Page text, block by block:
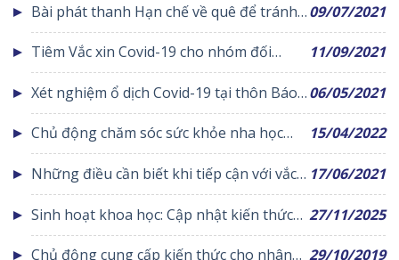
Bài phát thanh Hạn chế về quê để tránh
bùng phát dịch Covid-19
09/07/2021
Tiêm Vắc xin Covid-19 cho nhóm đối
tượng đợt VI năm 2021
11/09/2021
Xét nghiệm ổ dịch Covid-19 tại thôn Báo
Văn xã Đồng Văn
06/05/2021
Chủ động chăm sóc sức khỏe nha học
đường
15/04/2022
Những điều cần biết khi tiếp cận với vắc
xin phòng Covid-19
17/06/2021
Sinh hoạt khoa học: Cập nhật kiến thức
về nhồi máu cơ tim ở người trẻ
27/11/2025
Chủ động cung cấp kiến thức cho nhân
29/10/2019